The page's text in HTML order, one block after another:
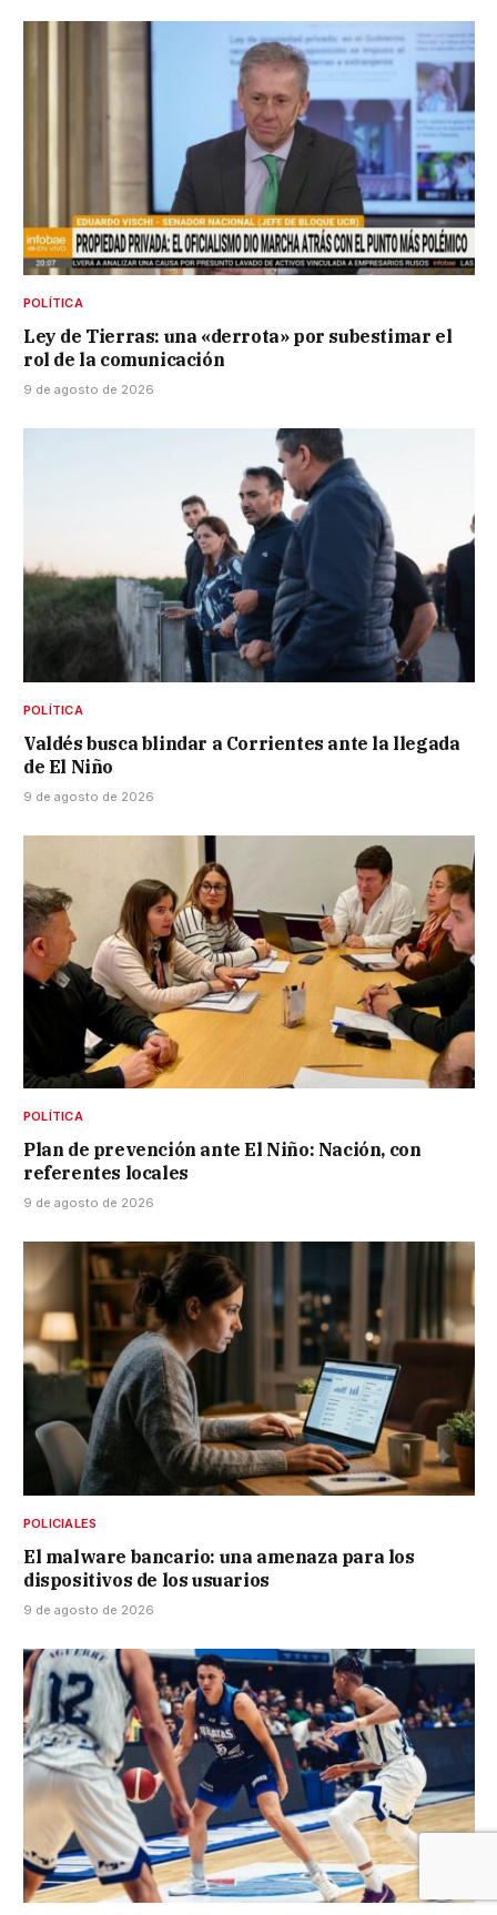
POLÍTICA
Ley de Tierras: una «derrota» por subestimar el
rol de la comunicación
9 de agosto de 2026
POLÍTICA
Valdés busca blindar a Corrientes ante la llegada
de El Niño
9 de agosto de 2026
POLÍTICA
Plan de prevención ante El Niño: Nación, con
referentes locales
9 de agosto de 2026
POLICIALES
El malware bancario: una amenaza para los
dispositivos de los usuarios
9 de agosto de 2026